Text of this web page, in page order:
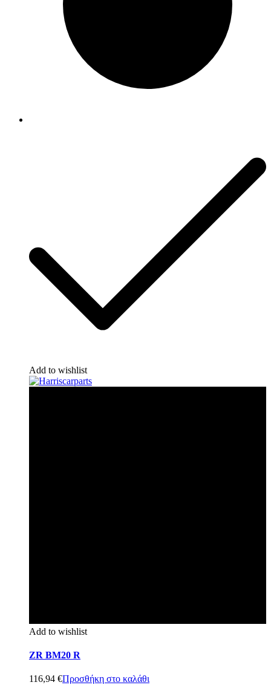
Add to wishlist
Add to wishlist
ZR BM20 R
116,94 €Προσθήκη στο καλάθι